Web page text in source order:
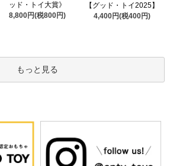
ッド・トイ大賞》
8,800円(税800円)
【グッド・トイ2025】
4,400円(税400円)
もっと見る